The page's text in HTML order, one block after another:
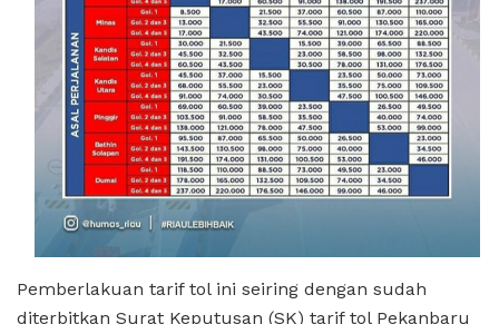
Pemberlakuan tarif tol ini seiring dengan sudah
diterbitkan Surat Keputusan (SK) tarif tol Pekanbaru